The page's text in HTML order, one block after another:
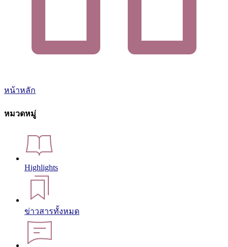
หน้าหลัก
หมวดหมู่
Highlights
ข่าวสารทั้งหมด